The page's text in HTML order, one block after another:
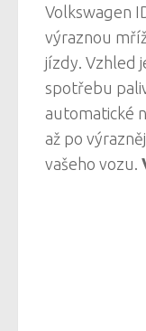
Volkswagen
výraznou
jízdy. Vzhled
spotřebu
automatické
až po
vašeho vozu.